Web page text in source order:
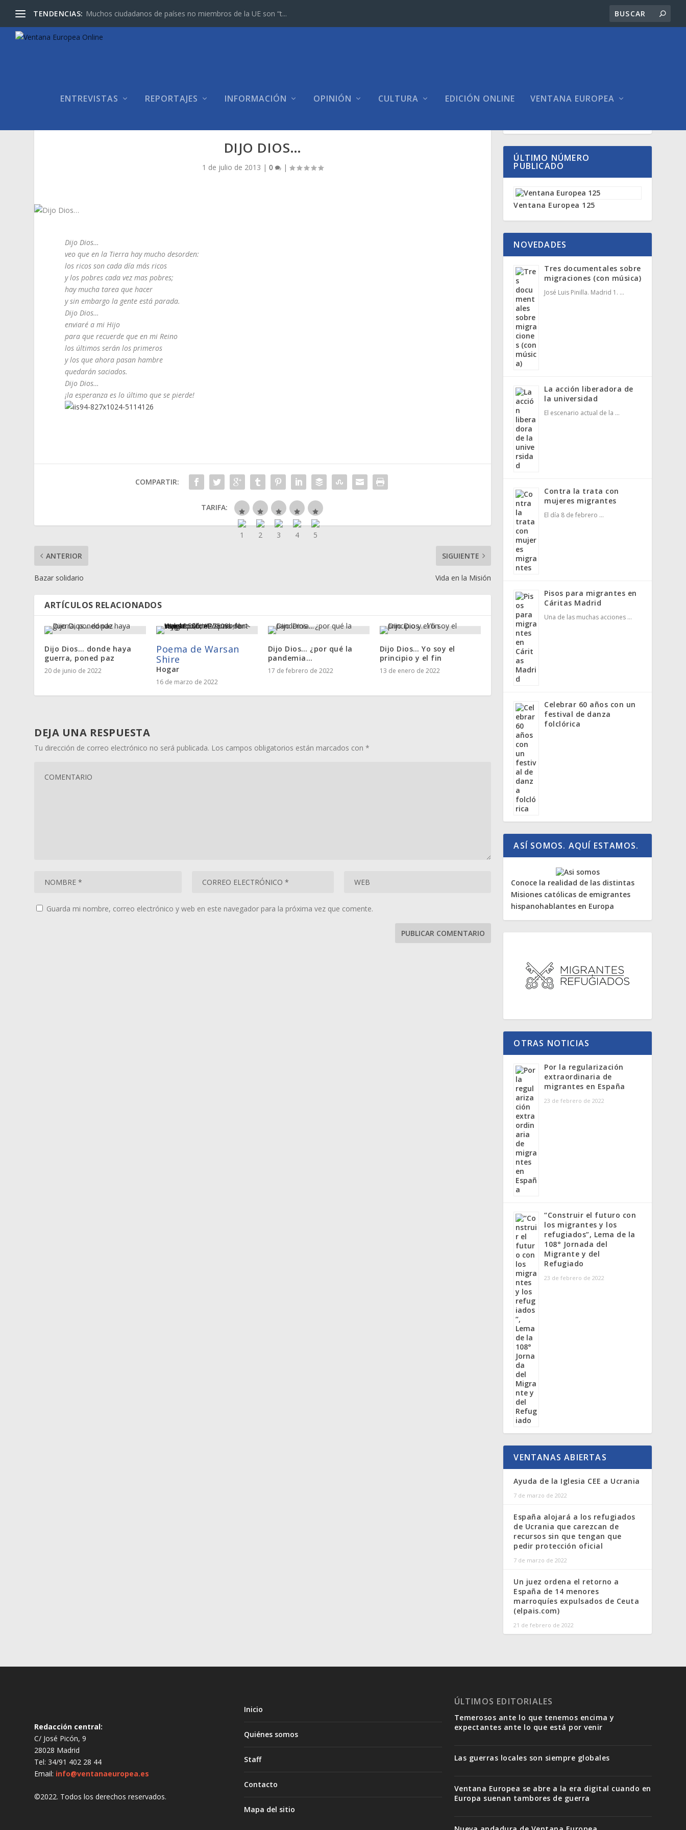
TENDENCIAS: Muchos ciudadanos de países no miembros de la UE son “t...
ENTREVISTAS REPORTAJES INFORMACIÓN OPINIÓN CULTURA EDICIÓN ONLINE VENTANA EUROPEA
DIJO DIOS…
1 de julio de 2013 |0 |
Dijo Dios…
veo que en la Tierra hay mucho desorden:
los ricos son cada día más ricos
y los pobres cada vez mas pobres;
hay mucha tarea que hacer
y sin embargo la gente está parada.
Dijo Dios…
enviaré a mi Hijo
para que recuerde que en mi Reino
los últimos serán los primeros
y los que ahora pasan hambre
quedarán saciados.
Dijo Dios…
¡la esperanza es lo último que se pierde!
COMPARTIR:
TARIFA:
ANTERIOR
Bazar solidario
SIGUIENTE
Vida en la Misión
ARTÍCULOS RELACIONADOS
Dijo Dios… donde haya
guerra, poned paz
20 de junio de 2022
Poema de Warsan
Shire
Hogar
16 de marzo de 2022
Dijo Dios… ¿por qué la
pandemia…
17 de febrero de 2022
Dijo Dios… Yo soy el
principio y el fin
13 de enero de 2022
DEJA UNA RESPUESTA
Tu dirección de correo electrónico no será publicada. Los campos obligatorios están marcados con*
Guarda mi nombre, correo electrónico y web en este navegador para la próxima vez que comente.
ÚLTIMO NÚMERO
PUBLICADO
Ventana Europea 125
NOVEDADES
Tres documentales sobre
migraciones (con música)
José Luis Pinilla. Madrid 1. …
La acción liberadora de
la universidad
El escenario actual de la …
Contra la trata con
mujeres migrantes
El día 8 de febrero …
Pisos para migrantes en
Cáritas Madrid
Una de las muchas acciones …
Celebrar 60 años con un
festival de danza
folclórica
ASÍ SOMOS. AQUÍ ESTAMOS.
Conoce la realidad de las distintas
Misiones católicas de emigrantes
hispanohablantes en Europa
OTRAS NOTICIAS
Por la regularización
extraordinaria de
migrantes en España
23 de febrero de 2022
“Construir el futuro con
los migrantes y los
refugiados”, Lema de la
108° Jornada del
Migrante y del
Refugiado
23 de febrero de 2022
VENTANAS ABIERTAS
Ayuda de la Iglesia CEE a Ucrania
7 de marzo de 2022
España alojará a los refugiados
de Ucrania que carezcan de
recursos sin que tengan que
pedir protección oficial
7 de marzo de 2022
Un juez ordena el retorno a
España de 14 menores
marroquíes expulsados de Ceuta
(elpais.com)
21 de febrero de 2022
Redacción central:
C/ José Picón, 9
28028 Madrid
Tel: 34/91 402 28 44
Email: info@ventanaeuropea.es
©2022. Todos los derechos reservados.
Inicio
Quiénes somos
Staff
Contacto
Mapa del sitio
ÚLTIMOS EDITORIALES
Temerosos ante lo que tenemos encima y
expectantes ante lo que está por venir
Las guerras locales son siempre globales
Ventana Europea se abre a la era digital cuando en
Europa suenan tambores de guerra